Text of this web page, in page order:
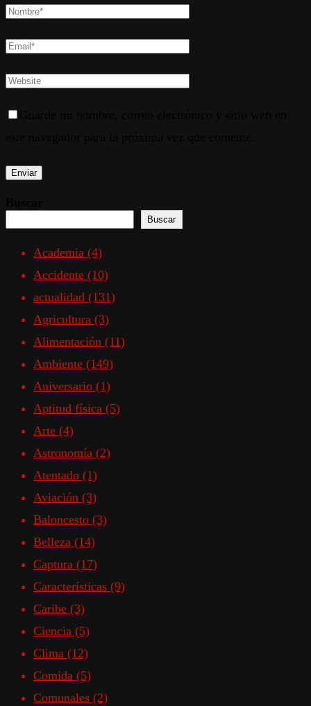
Buscar
Academia (4)
Accidente (10)
actualidad (131)
Agricultura (3)
Alimentación (11)
Ambiente (149)
Aniversario (1)
Aptitud física (5)
Arte (4)
Astronomía (2)
Atentado (1)
Aviación (3)
Baloncesto (3)
Belleza (14)
Captura (17)
Características (9)
Caribe (3)
Ciencia (5)
Clima (12)
Comida (5)
Comunales (2)